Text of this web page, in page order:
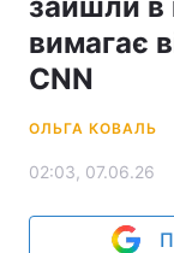
вимагає
CNN
ОЛЬГА КОВАЛЬ
02:03, 07.06.26